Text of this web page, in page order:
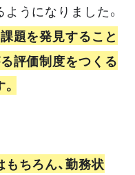
うになりました。
題を発見すること
評価制度をつくる
ちろん、勤務状